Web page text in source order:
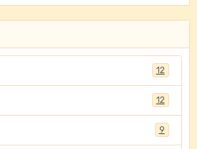
12
12
9